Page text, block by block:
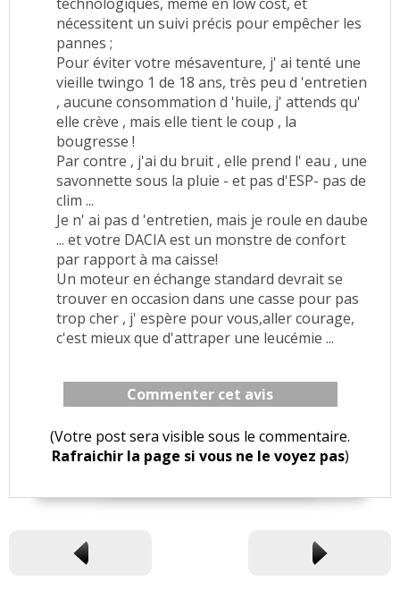
nécessitent un suivi précis pour empêcher les
pannes ;
Pour éviter votre mésaventure, j' ai tenté une
vieille twingo 1 de 18 ans, très peu d 'entretien
, aucune consommation d 'huile, j' attends qu'
elle crève , mais elle tient le coup , la
bougresse !
Par contre , j'ai du bruit , elle prend l' eau , une
savonnette sous la pluie - et pas d'ESP- pas de
clim ...
Je n' ai pas d 'entretien, mais je roule en daube
... et votre DACIA est un monstre de confort
par rapport à ma caisse!
Un moteur en échange standard devrait se
trouver en occasion dans une casse pour pas
trop cher , j' espère pour vous,aller courage,
c'est mieux que d'attraper une leucémie ...
Commenter cet avis
(Votre post sera visible sous le commentaire.
Rafraichir la page si vous ne le voyez pas)